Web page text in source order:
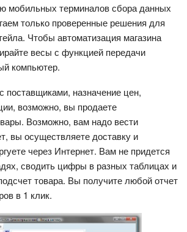
мобильных терминалов сбора данных
только проверенные решения для
Чтобы автоматизация магазина
весы с функцией передачи
компьютер.
поставщиками, назначение цен,
возможно, вы продаете
Возможно, вам надо вести
вы осуществляете доставку и
через Интернет. Вам не придется
сводить цифры в разных таблицах и
товара. Вы получите любой отчет
в 1 клик.